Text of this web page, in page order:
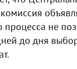
процесса не
до дня